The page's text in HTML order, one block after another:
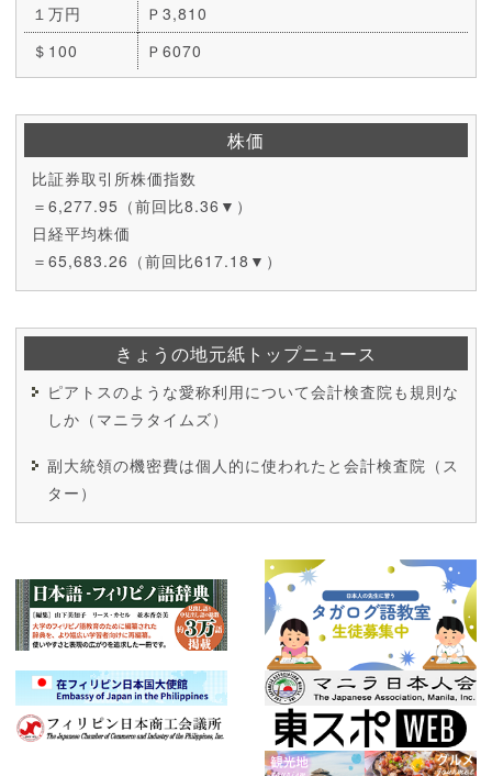
１万円
Ｐ3,810
＄100
Ｐ6070
株価
比証券取引所株価指数
＝6,277.95（前回比8.36▼）
日経平均株価
＝65,683.26（前回比617.18▼）
きょうの地元紙トップニュース
ピアトスのような愛称利用について会計検査院も規則な
しか（マニラタイムズ）
副大統領の機密費は個人的に使われたと会計検査院（ス
ター）